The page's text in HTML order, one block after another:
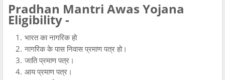
Pradhan Mantri Awas Yojana
Eligibility -
भारत का नागरिक हो
नागरिक के पास निवास प्रमाण पत्र हो।
जाति प्रमाण पत्र।
आय प्रमाण पत्र।